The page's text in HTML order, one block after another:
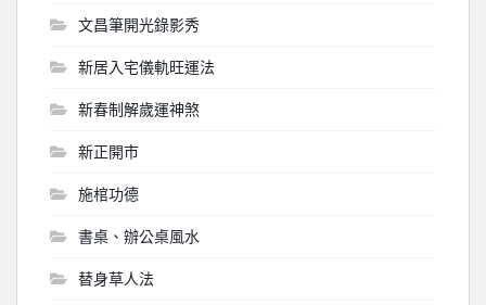
文昌筆開光錄影秀
新居入宅儀軌旺運法
新春制解歲運神煞
新正開市
施棺功德
書桌、辦公桌風水
替身草人法